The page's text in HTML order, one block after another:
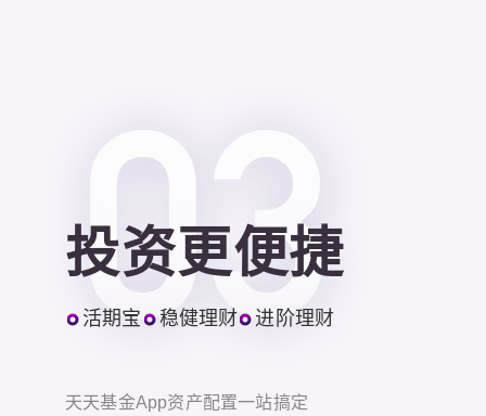
投资更便捷
活期宝 稳健理财 进阶理财
天天基金App资产配置一站搞定